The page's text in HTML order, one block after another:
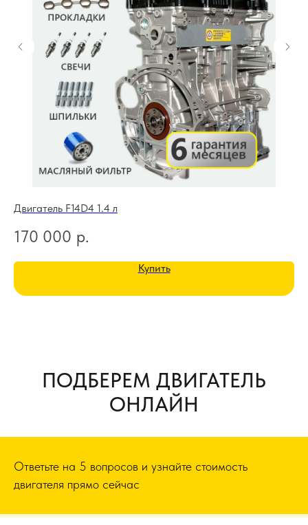
Двигатель F14D4 1.4 л
170 000 р.
Купить
ПОДБЕРЕМ ДВИГАТЕЛЬ
ОНЛАЙН
Ответьте на 5 вопросов и узнайте стоимость
двигателя прямо сейчас